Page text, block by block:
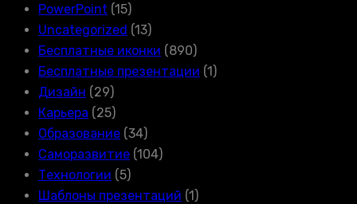
PowerPoint (15)
Uncategorized (13)
Бесплатные иконки (890)
Бесплатные презентации (1)
Дизайн (29)
Карьера (25)
Образование (34)
Саморазвитие (104)
Технологии (5)
Шаблоны презентаций (1)